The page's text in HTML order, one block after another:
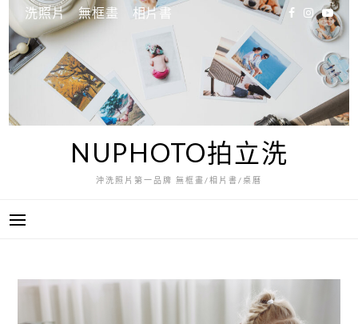
至
主
要
容
洗照片 無框畫 相片書
NUPHOTO拍立洗
沖洗照片第一品牌 無框畫/相片書/桌曆